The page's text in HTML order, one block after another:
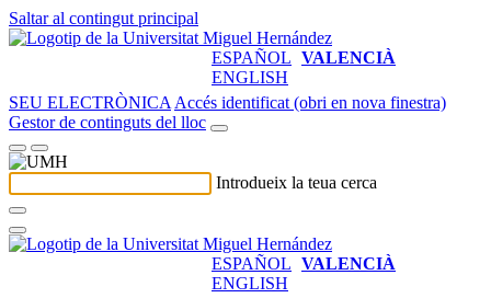
Saltar al contingut principal
ESPAÑOL VALENCIÀ
ENGLISH
SEU ELECTRÒNICA Accés identificat (obri en nova finestra)
Gestor de continguts del lloc
Introdueix la teua cerca
ESPAÑOL VALENCIÀ
ENGLISH